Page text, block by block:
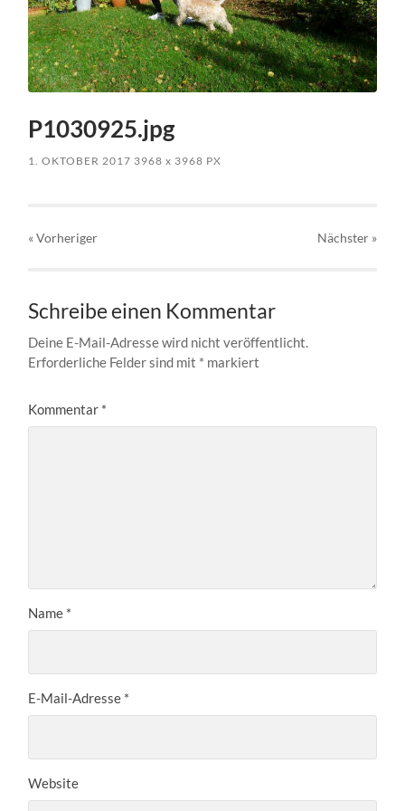
P1030925.jpg
1. OKTOBER 2017 3968x 3968 PX
« Vorheriger Nächster »
Schreibe einen Kommentar
Deine E-Mail-Adresse wird nicht veröffentlicht.
Erforderliche Felder sind mit * markiert
Kommentar *
Name *
E-Mail-Adresse *
Website